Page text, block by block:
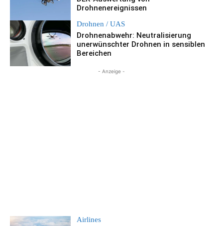
Drohnenereignissen
Drohnen / UAS
Drohnenabwehr: Neutralisierung
unerwünschter Drohnen in sensiblen
Bereichen
- Anzeige -
Airlines